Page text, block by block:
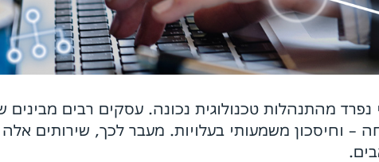
מהתנהלות טכנולוגית נכונה. עסקים רבים
– וחיסכון משמעותי בעלויות. מעבר לכך, שירותים